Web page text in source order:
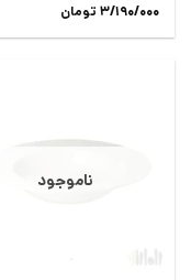
امتیاز5از3/190/000 تومان
ناموجود